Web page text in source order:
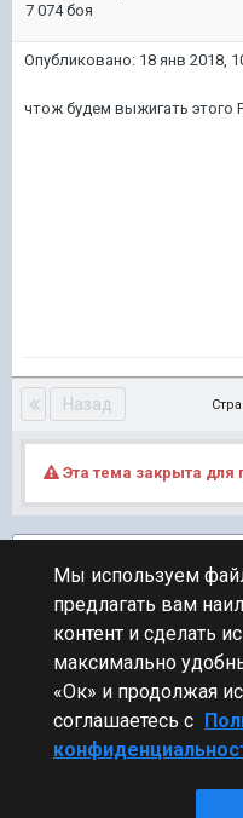
7 074 боя
Опубликовано: 18 янв 2018,
чтож будем выжигать этого
Назад
Эта тема закрыта для
ПЕРЕЙТИ К СПИСКУ ТЕМ
Новости
Мы используем
предлагать вам
контент и сделать
максимально
«Ок» и продолжая
соглашаетесь с